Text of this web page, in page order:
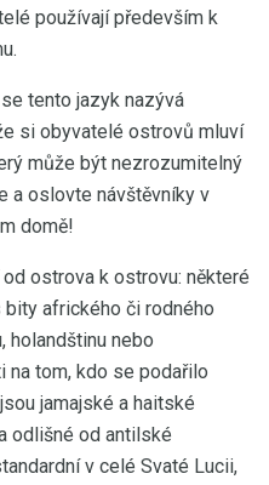
používají především k
tento jazyk nazývá
si obyvatelé ostrovů mluví
může být nezrozumitelný
a oslovte návštěvníky v
domě!
ostrova k ostrovu: některé
afrického či rodného
holandštinu nebo
tom, kdo se podařilo
jamajské a haitské
odlišné od antilské
v celé Svaté Lucii,